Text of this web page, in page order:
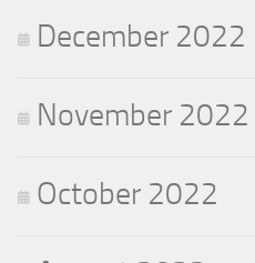
December 2022
November 2022
October 2022